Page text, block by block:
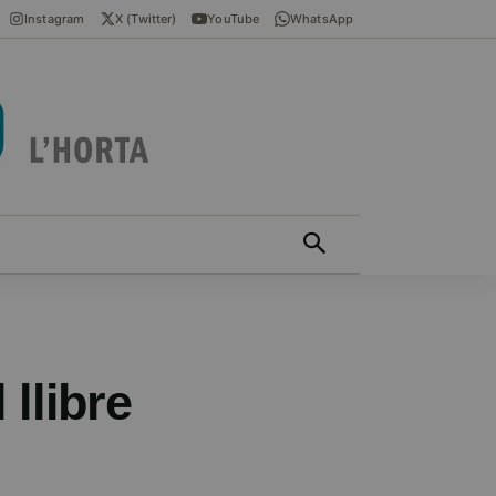
Instagram X (Twitter) YouTube WhatsApp
llibre